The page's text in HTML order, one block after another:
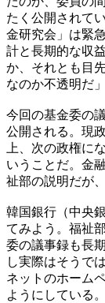
たく公開されて
金研究会」は緊
計と長期的な収
か、それとも目
なのか不透明だ
今回の基金委の
公開される。現
上、次の政権に
いうことだ。金
祉部の説明だが
韓国銀行（中央
てみよう。福祉
委の議事録も長
し実際はそうで
ネットのホーム
ようにしている